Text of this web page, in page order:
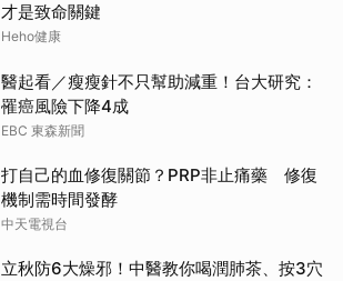
才是致命關鍵
Heho健康
醫起看／瘦瘦針不只幫助減重！台大研究：
罹癌風險下降4成
EBC 東森新聞
打自己的血修復關節？PRP非止痛藥 修復
機制需時間發酵
中天電視台
立秋防6大燥邪！中醫教你喝潤肺茶、按3穴